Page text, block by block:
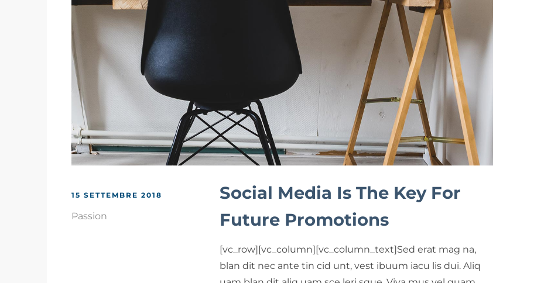
15 SETTEMBRE 2018
Passion
Social Media Is The Key For
Future Promotions
[vc_row][vc_column][vc_column_text]Sed erat mag na,
blan dit nec ante tin cid unt, vest ibuum iacu lis dui. Aliq